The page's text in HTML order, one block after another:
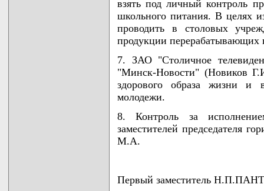
взять под личный контроль
школьного питания. В целях
проводить в столовых
продукции перерабатывающих
7. ЗАО "Столичное
"Минск-Новости" (Новиков
здорового образа жизни и
молодежи.
8. Контроль за
заместителей председателя
М.А.
Первый заместитель